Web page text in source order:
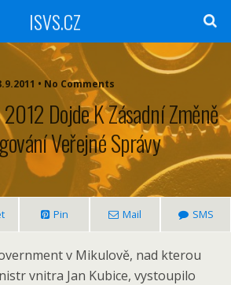
ISVS.CZ
8.9.2011 • No Comments
Dojde K Zásadní Změně
Veřejné Správy
Pin Mail SMS
v Mikulově, nad kterou
vnitra Jan Kubice, vystoupilo